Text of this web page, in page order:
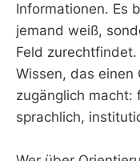
Informationen. Es
jemand weiß,
Feld
Wissen, das
zugänglich macht:
sprachlich,